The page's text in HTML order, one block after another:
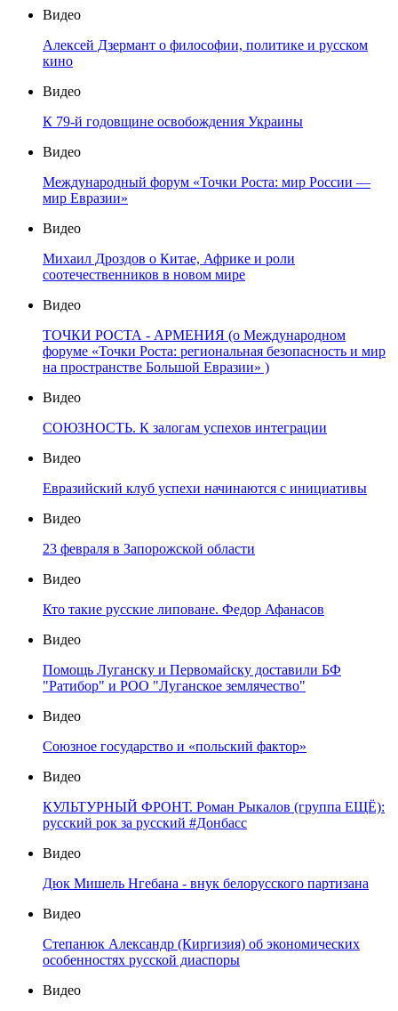
Видео
Алексей Дзермант о философии, политике и русском
кино
Видео
К 79-й годовщине освобождения Украины
Видео
Международный форум «Точки Роста: мир России —
мир Евразии»
Видео
Михаил Дроздов о Китае, Африке и роли
соотечественников в новом мире
Видео
ТОЧКИ РОСТА - АРМЕНИЯ (о Международном
форуме «Точки Роста: региональная безопасность и мир
на пространстве Большой Евразии» )
Видео
СОЮЗНОСТЬ. К залогам успехов интеграции
Видео
Евразийский клуб успехи начинаются с инициативы
Видео
23 февраля в Запорожской области
Видео
Кто такие русские липоване. Федор Афанасов
Видео
Помощь Луганску и Первомайску доставили БФ
"Ратибор" и РОО "Луганское землячество"
Видео
Союзное государство и «польский фактор»
Видео
КУЛЬТУРНЫЙ ФРОНТ. Роман Рыкалов (группа ЕЩЁ):
русский рок за русский #Донбасс
Видео
Дюк Мишель Нгебана - внук белорусского партизана
Видео
Степанюк Александр (Киргизия) об экономических
особенностях русской диаспоры
Видео